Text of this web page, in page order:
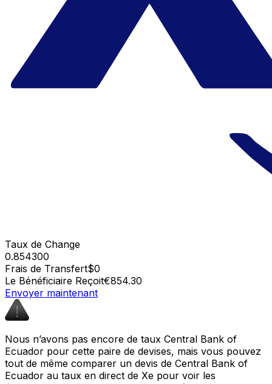
Taux de Change
0.854300
Frais de Transfert$0
Le Bénéficiaire Reçoit€854.30
Envoyer maintenant
Nous n’avons pas encore de taux Central Bank of
Ecuador pour cette paire de devises, mais vous pouvez
tout de même comparer un devis de Central Bank of
Ecuador au taux en direct de Xe pour voir les